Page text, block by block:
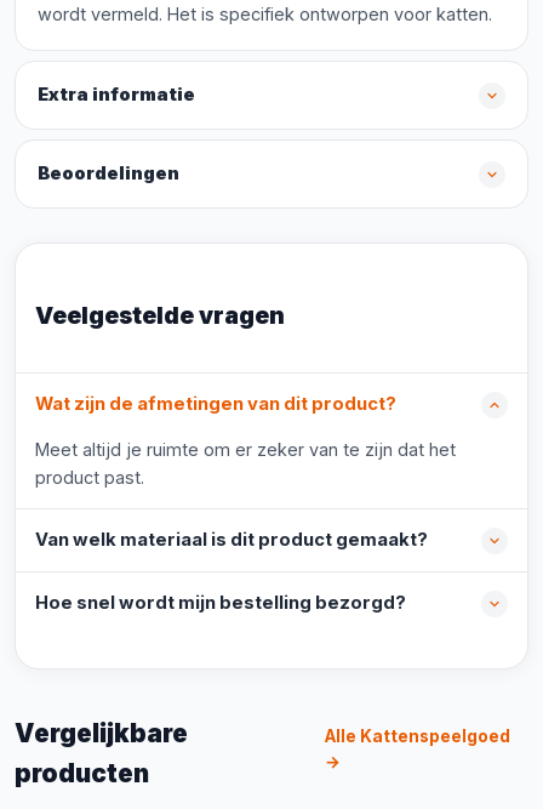
wordt vermeld. Het is specifiek ontworpen voor katten.
Extra informatie
Beoordelingen
Veelgestelde vragen
Wat zijn de afmetingen van dit product?
Meet altijd je ruimte om er zeker van te zijn dat het
product past.
Van welk materiaal is dit product gemaakt?
Hoe snel wordt mijn bestelling bezorgd?
Vergelijkbare
producten
Alle Kattenspeelgoed
→